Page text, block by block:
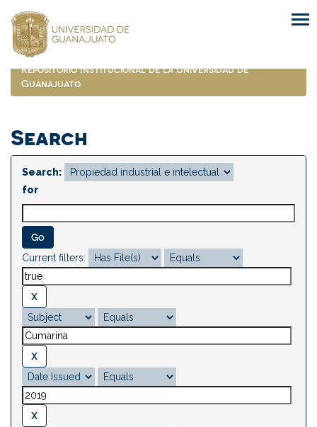
navigation
Repositorio Institucional de la Universidad de
Guanajuato
Search
Search:
for
Current filters: